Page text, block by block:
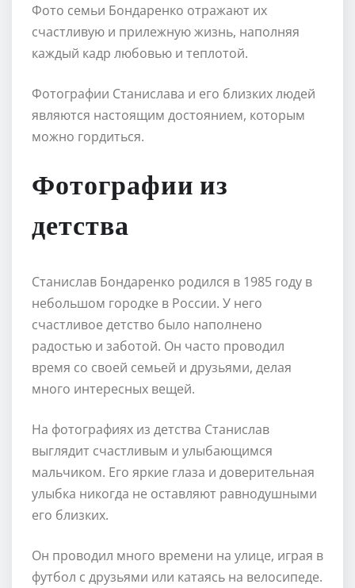
Фото семьи Бондаренко отражают их
счастливую и прилежную жизнь, наполняя
каждый кадр любовью и теплотой.
Фотографии Станислава и его близких людей
являются настоящим достоянием, которым
можно гордиться.
Фотографии из
детства
Станислав Бондаренко родился в 1985 году в
небольшом городке в России. У него
счастливое детство было наполнено
радостью и заботой. Он часто проводил
время со своей семьей и друзьями, делая
много интересных вещей.
На фотографиях из детства Станислав
выглядит счастливым и улыбающимся
мальчиком. Его яркие глаза и доверительная
улыбка никогда не оставляют равнодушными
его близких.
Он проводил много времени на улице, играя в
футбол с друзьями или катаясь на велосипеде.